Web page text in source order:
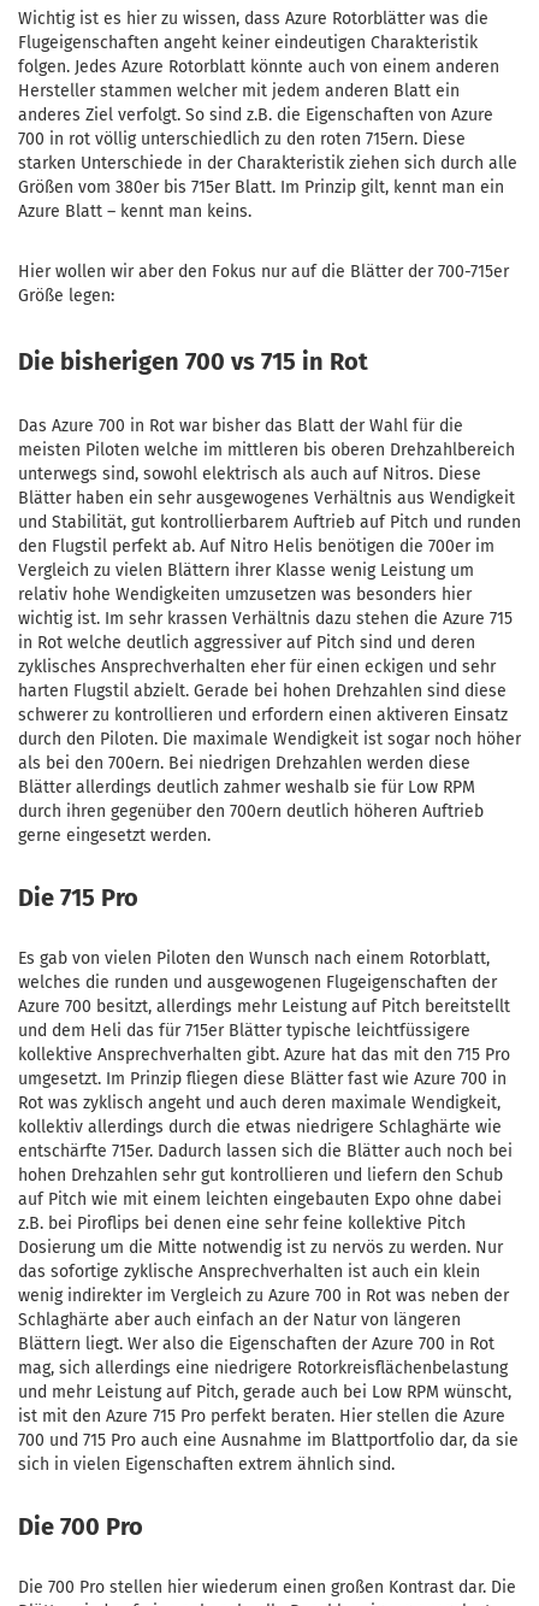
Wichtig ist es hier zu wissen, dass Azure Rotorblätter was die
Flugeigenschaften angeht keiner eindeutigen Charakteristik
folgen. Jedes Azure Rotorblatt könnte auch von einem anderen
Hersteller stammen welcher mit jedem anderen Blatt ein
anderes Ziel verfolgt. So sind z.B. die Eigenschaften von Azure
700 in rot völlig unterschiedlich zu den roten 715ern. Diese
starken Unterschiede in der Charakteristik ziehen sich durch alle
Größen vom 380er bis 715er Blatt. Im Prinzip gilt, kennt man ein
Azure Blatt – kennt man keins.
Hier wollen wir aber den Fokus nur auf die Blätter der 700-715er
Größe legen:
Die bisherigen 700 vs 715 in Rot
Das Azure 700 in Rot war bisher das Blatt der Wahl für die
meisten Piloten welche im mittleren bis oberen Drehzahlbereich
unterwegs sind, sowohl elektrisch als auch auf Nitros. Diese
Blätter haben ein sehr ausgewogenes Verhältnis aus Wendigkeit
und Stabilität, gut kontrollierbarem Auftrieb auf Pitch und runden
den Flugstil perfekt ab. Auf Nitro Helis benötigen die 700er im
Vergleich zu vielen Blättern ihrer Klasse wenig Leistung um
relativ hohe Wendigkeiten umzusetzen was besonders hier
wichtig ist. Im sehr krassen Verhältnis dazu stehen die Azure 715
in Rot welche deutlich aggressiver auf Pitch sind und deren
zyklisches Ansprechverhalten eher für einen eckigen und sehr
harten Flugstil abzielt. Gerade bei hohen Drehzahlen sind diese
schwerer zu kontrollieren und erfordern einen aktiveren Einsatz
durch den Piloten. Die maximale Wendigkeit ist sogar noch höher
als bei den 700ern. Bei niedrigen Drehzahlen werden diese
Blätter allerdings deutlich zahmer weshalb sie für Low RPM
durch ihren gegenüber den 700ern deutlich höheren Auftrieb
gerne eingesetzt werden.
Die 715 Pro
Es gab von vielen Piloten den Wunsch nach einem Rotorblatt,
welches die runden und ausgewogenen Flugeigenschaften der
Azure 700 besitzt, allerdings mehr Leistung auf Pitch bereitstellt
und dem Heli das für 715er Blätter typische leichtfüssigere
kollektive Ansprechverhalten gibt. Azure hat das mit den 715 Pro
umgesetzt. Im Prinzip fliegen diese Blätter fast wie Azure 700 in
Rot was zyklisch angeht und auch deren maximale Wendigkeit,
kollektiv allerdings durch die etwas niedrigere Schlaghärte wie
entschärfte 715er. Dadurch lassen sich die Blätter auch noch bei
hohen Drehzahlen sehr gut kontrollieren und liefern den Schub
auf Pitch wie mit einem leichten eingebauten Expo ohne dabei
z.B. bei Piroflips bei denen eine sehr feine kollektive Pitch
Dosierung um die Mitte notwendig ist zu nervös zu werden. Nur
das sofortige zyklische Ansprechverhalten ist auch ein klein
wenig indirekter im Vergleich zu Azure 700 in Rot was neben der
Schlaghärte aber auch einfach an der Natur von längeren
Blättern liegt. Wer also die Eigenschaften der Azure 700 in Rot
mag, sich allerdings eine niedrigere Rotorkreisflächenbelastung
und mehr Leistung auf Pitch, gerade auch bei Low RPM wünscht,
ist mit den Azure 715 Pro perfekt beraten. Hier stellen die Azure
700 und 715 Pro auch eine Ausnahme im Blattportfolio dar, da sie
sich in vielen Eigenschaften extrem ähnlich sind.
Die 700 Pro
Die 700 Pro stellen hier wiederum einen großen Kontrast dar. Die